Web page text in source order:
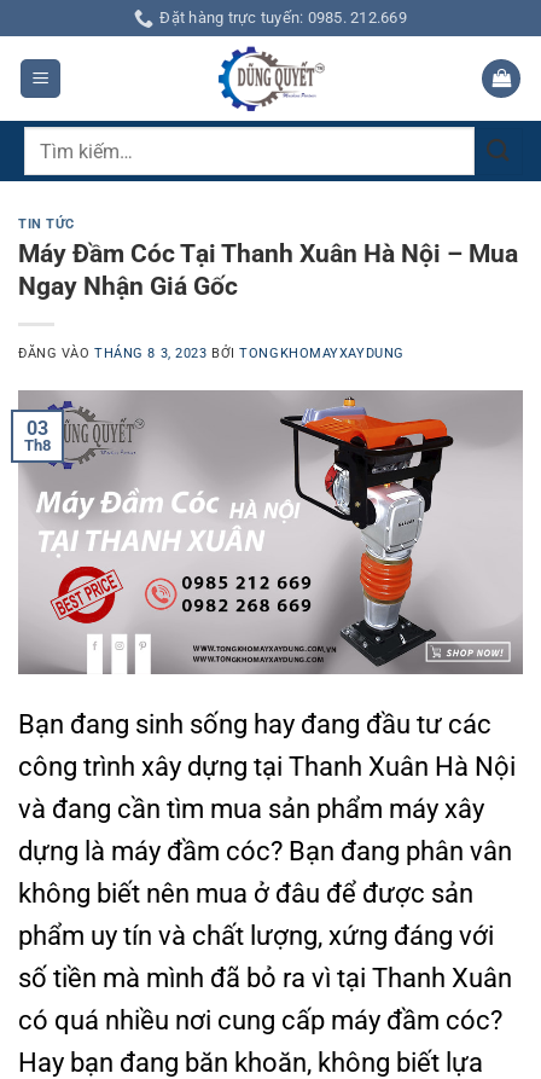
qua
dung
Đặt hàng trực tuyến: 0985. 212.669
Tìm
TIN TỨC
Máy Đầm Cóc Tại Thanh Xuân Hà Nội – Mua
Ngay Nhận Giá Gốc
ĐĂNG VÀOTHÁNG 8 3, 2023 BỞITONGKHOMAYXAYDUNG
03
Th8
Bạn đang sinh sống hay đang đầu tư các
công trình xây dựng tại Thanh Xuân Hà Nội
và đang cần tìm mua sản phẩm máy xây
dựng là máy đầm cóc? Bạn đang phân vân
không biết nên mua ở đâu để được sản
phẩm uy tín và chất lượng, xứng đáng với
số tiền mà mình đã bỏ ra vì tại Thanh Xuân
có quá nhiều nơi cung cấp máy đầm cóc?
Hay bạn đang băn khoăn, không biết lựa